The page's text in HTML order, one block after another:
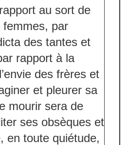
au sort de
par
des tantes et
rapport à la
des frères et
et pleurer sa
mourir sera de
ses obsèques et
en toute quiétude,